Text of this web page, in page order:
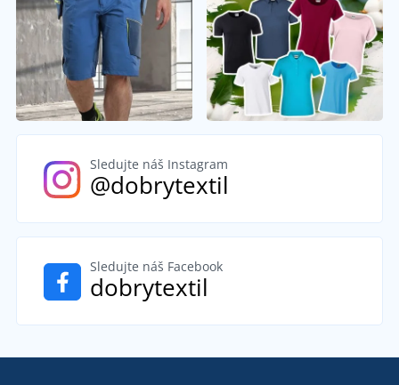
Sledujte náš Instagram
@dobrytextil
Sledujte náš Facebook
dobrytextil